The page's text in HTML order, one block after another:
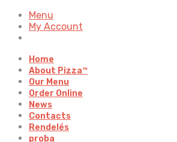
Menu
My Account
Home
About Pizza™
Our Menu
Order Online
News
Contacts
Rendelés
proba